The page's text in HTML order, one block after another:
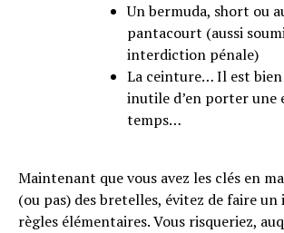
Un bermuda, short ou
pantacourt (aussi
interdiction pénale)
La ceinture… Il est
inutile d’en porter une
temps…
Maintenant que vous avez les clés en
(ou pas) des bretelles, évitez de faire un
règles élémentaires. Vous risqueriez,